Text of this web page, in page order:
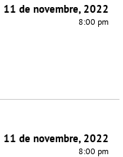
11 de novembre, 2022
8:00 pm
11 de novembre, 2022
8:00 pm